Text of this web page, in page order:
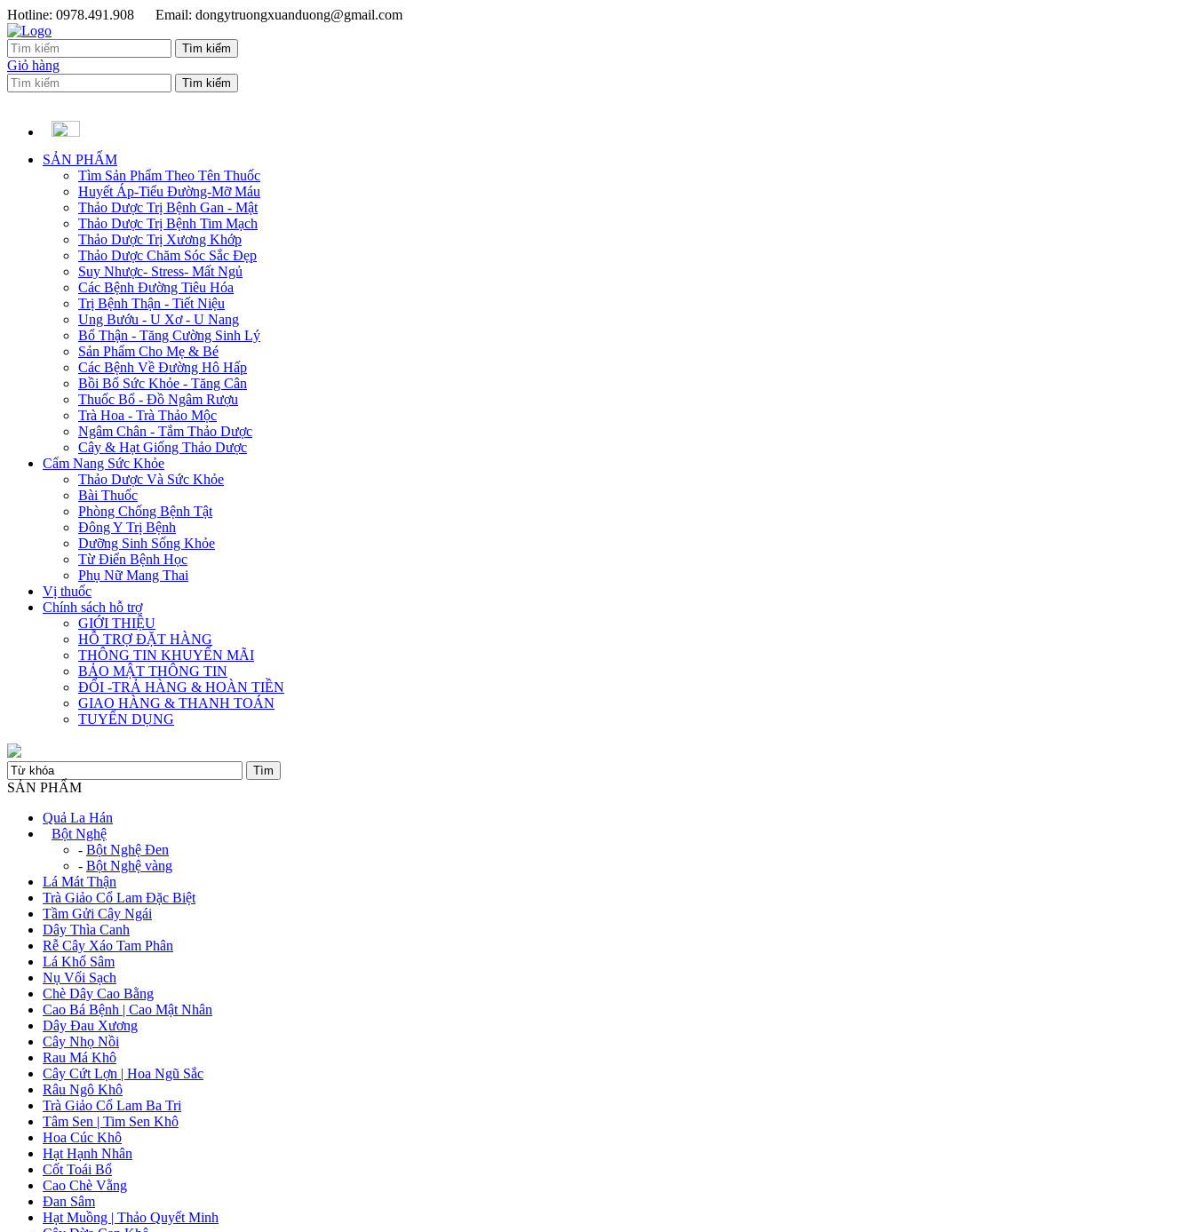
Hotline: 0978.491.908 Email: dongytruongxuanduong@gmail.com
Giỏ hàng
SẢN PHẨM
Tìm Sản Phẩm Theo Tên Thuốc
Huyết Áp-Tiểu Đường-Mỡ Máu
Thảo Dược Trị Bệnh Gan - Mật
Thảo Dược Trị Bệnh Tim Mạch
Thảo Dược Trị Xương Khớp
Thảo Dược Chăm Sóc Sắc Đẹp
Suy Nhược- Stress- Mất Ngủ
Các Bệnh Đường Tiêu Hóa
Trị Bệnh Thận - Tiết Niệu
Ung Bướu - U Xơ - U Nang
Bổ Thận - Tăng Cường Sinh Lý
Sản Phẩm Cho Mẹ & Bé
Các Bệnh Về Đường Hô Hấp
Bồi Bổ Sức Khỏe - Tăng Cân
Thuốc Bổ - Đồ Ngâm Rượu
Trà Hoa - Trà Thảo Mộc
Ngâm Chân - Tắm Thảo Dược
Cây & Hạt Giống Thảo Dược
Cẩm Nang Sức Khỏe
Thảo Dược Và Sức Khỏe
Bài Thuốc
Phòng Chống Bệnh Tật
Đông Y Trị Bệnh
Dưỡng Sinh Sống Khỏe
Từ Điển Bệnh Học
Phụ Nữ Mang Thai
Vị thuốc
Chính sách hỗ trợ
GIỚI THIỆU
HỖ TRỢ ĐẶT HÀNG
THÔNG TIN KHUYẾN MÃI
BẢO MẬT THÔNG TIN
ĐỔI -TRẢ HÀNG & HOÀN TIỀN
GIAO HÀNG & THANH TOÁN
TUYỂN DỤNG
SẢN PHẨM
Quả La Hán
Bột Nghệ
- Bột Nghệ Đen
- Bột Nghệ vàng
Lá Mát Thận
Trà Giảo Cổ Lam Đặc Biệt
Tầm Gửi Cây Ngái
Dây Thìa Canh
Rễ Cây Xáo Tam Phân
Lá Khổ Sâm
Nụ Vối Sạch
Chè Dây Cao Bằng
Cao Bá Bệnh | Cao Mật Nhân
Dây Đau Xương
Cây Nhọ Nồi
Rau Má Khô
Cây Cứt Lợn | Hoa Ngũ Sắc
Râu Ngô Khô
Trà Giảo Cổ Lam Ba Tri
Tâm Sen | Tim Sen Khô
Hoa Cúc Khô
Hạt Hạnh Nhân
Cốt Toái Bổ
Cao Chè Vằng
Đan Sâm
Hạt Muồng | Thảo Quyết Minh